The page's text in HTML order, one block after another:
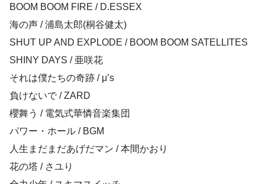
BOOM BOOM FIRE / D.ESSEX
海の声 / 浦島太郎(桐谷健太)
SHUT UP AND EXPLODE / BOOM BOOM SATELLITES
SHINY DAYS / 亜咲花
それは僕たちの奇跡 / μ’s
負けないで / ZARD
櫻舞う / 電気式華憐音楽集団
パワー・ホール / BGM
人生まだまだあげだマン / 本間かおり
花の塔 / さユり